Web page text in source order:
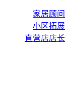
家居顾问
小区拓展
直营店店长